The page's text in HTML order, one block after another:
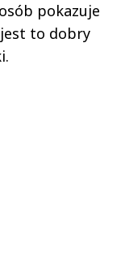
pokazuje
jest to dobry